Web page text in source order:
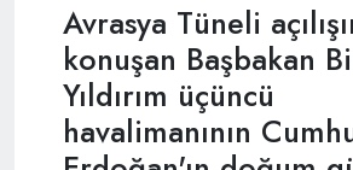
Avrasya Tüneli
konuşan Başbakan
Yıldırım üçüncü
havalimanının